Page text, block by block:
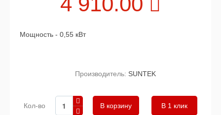
Мощность - 0,55 кВт
Производитель: SUNTEK
Кол-во В 1 клик